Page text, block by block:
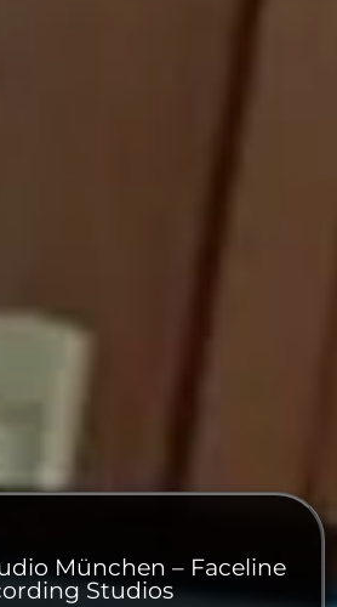
München – Faceline
Studios